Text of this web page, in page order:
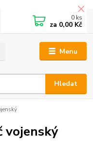
Menu
Hledat
0 ks
za 0,00 Kč
vojenský